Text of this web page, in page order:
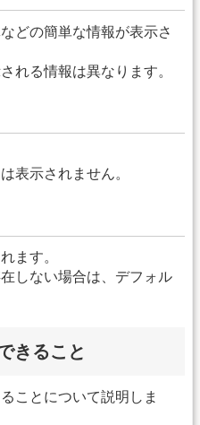
どの簡単な情報が表示さ
れる情報は異なります。
表示されません。
ます。
しない場合は、デフォル
きること
ことについて説明しま